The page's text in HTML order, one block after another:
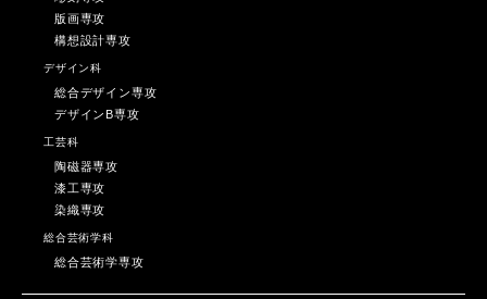
版画専攻
構想設計専攻
デザイン科
総合デザイン専攻
デザインB専攻
工芸科
陶磁器専攻
漆工専攻
染織専攻
総合芸術学科
総合芸術学専攻